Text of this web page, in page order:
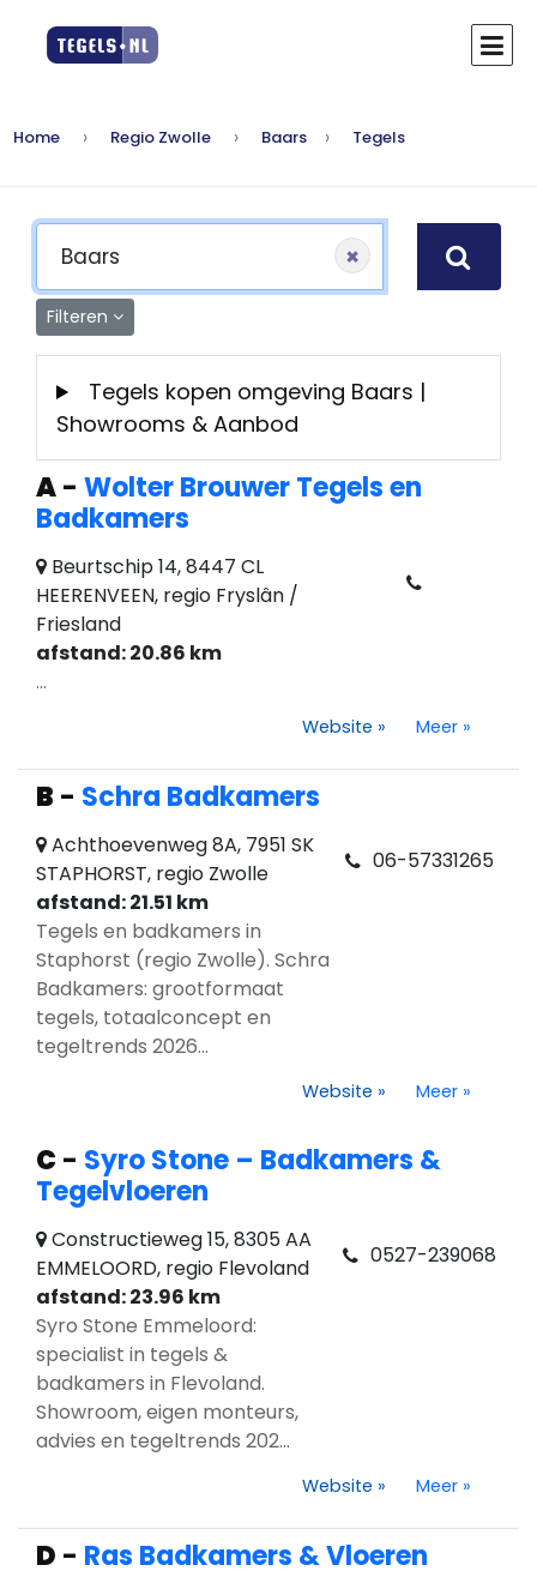
Home Regio Zwolle Baars Tegels
×
Filteren
Tegels kopen omgeving Baars |
Showrooms & Aanbod
A- Wolter Brouwer Tegels en
Badkamers
Beurtschip 14, 8447 CL
HEERENVEEN, regio Fryslân /
Friesland
afstand: 20.86 km
...
Website » Meer »
B - Schra Badkamers
Achthoevenweg 8A, 7951 SK
STAPHORST, regio Zwolle
afstand: 21.51 km
Tegels en badkamers in
Staphorst (regio Zwolle). Schra
Badkamers: grootformaat
tegels, totaalconcept en
tegeltrends 2026...
06-57331265
Website » Meer »
C - Syro Stone – Badkamers &
Tegelvloeren
Constructieweg 15, 8305 AA
EMMELOORD, regio Flevoland
afstand: 23.96 km
Syro Stone Emmeloord:
specialist in tegels &
badkamers in Flevoland.
Showroom, eigen monteurs,
advies en tegeltrends 202...
0527-239068
Website » Meer »
D - Ras Badkamers & Vloeren